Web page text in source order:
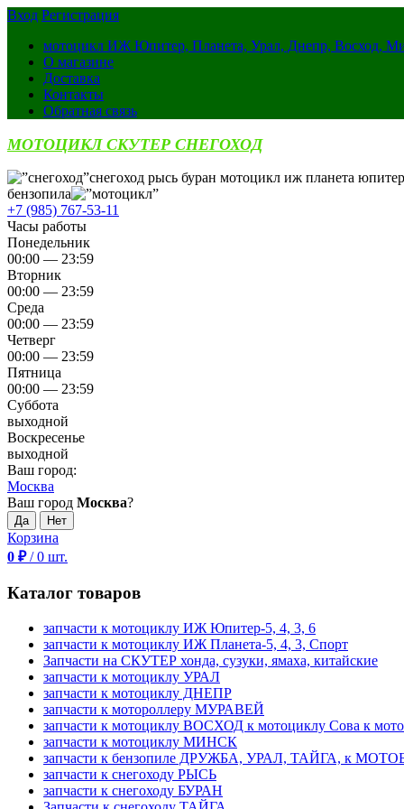
Вход Регистрация
мотоцикл ИЖ Юпитер, Планета, Урал, Днепр, Восход,
О магазине
Доставка
Контакты
Обратная связь
МОТОЦИКЛ СКУТЕР СНЕГОХОД
снегоход рысь буран мотоцикл иж планета
бензопила
+7 (985) 767-53-11
Часы работы
Понедельник
00:00 — 23:59
Вторник
00:00 — 23:59
Среда
00:00 — 23:59
Четверг
00:00 — 23:59
Пятница
00:00 — 23:59
Суббота
выходной
Воскресенье
выходной
Ваш город:
Москва
Ваш город Москва?
Корзина
0 ₽ /0 шт.
Каталог товаров
запчасти к мотоциклу ИЖ Юпитер-5, 4, 3, 6
запчасти к мотоциклу ИЖ Планета-5, 4, 3, Спорт
Запчасти на СКУТЕР хонда, сузуки, ямаха, китайские
запчасти к мотоциклу УРАЛ
запчасти к мотоциклу ДНЕПР
запчасти к мотороллеру МУРАВЕЙ
запчасти к мотоциклу ВОСХОД к мотоциклу Сова к
запчасти к мотоциклу МИНСК
запчасти к бензопиле ДРУЖБА, УРАЛ, ТАЙГА, к
запчасти к снегоходу РЫСЬ
запчасти к снегоходу БУРАН